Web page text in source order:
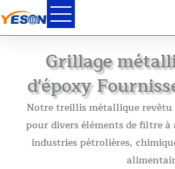
Skip
to
Grillage
d'époxy
Notre treillis métallique
pour divers éléments de filtre
industries pétrolières,